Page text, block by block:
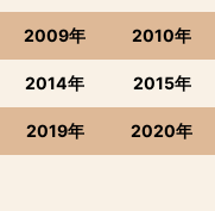
2009年 2010年
2014年 2015年
2019年 2020年